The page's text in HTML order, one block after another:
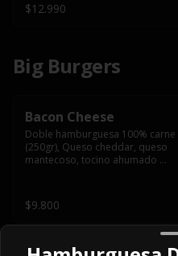
$12.990
Big Burgers
Bacon Cheese
Doble hamburguesa 100% carne
(250gr), Queso cheddar, queso
mantecoso, tocino ahumado
brioche y acompañado de papas
fritas.
$9.800